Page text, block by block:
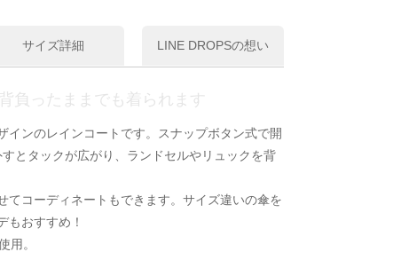
サイズ詳細 LINE DROPSの想い
負ったままでも着られます
インのレインコートです。スナップボタン式で開
とタックが広がり、ランドセルやリュックを背
てコーディネートもできます。サイズ違いの傘を
もおすすめ！
用。